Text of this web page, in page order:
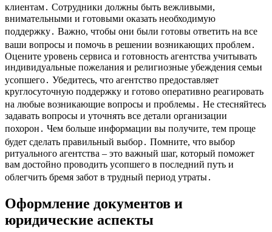
клиентам․ Сотрудники должны быть вежливыми,
внимательными и готовыми оказать необходимую
поддержку․ Важно, чтобы они были готовы ответить на все
ваши вопросы и помочь в решении возникающих проблем․
Оцените уровень сервиса и готовность агентства учитывать
индивидуальные пожелания и религиозные убеждения семьи
усопшего․ Убедитесь, что агентство предоставляет
круглосуточную поддержку и готово оперативно реагировать
на любые возникающие вопросы и проблемы․ Не стесняйтесь
задавать вопросы и уточнять все детали организации
похорон․ Чем больше информации вы получите, тем проще
будет сделать правильный выбор․ Помните, что выбор
ритуального агентства – это важный шаг, который поможет
вам достойно проводить усопшего в последний путь и
облегчить бремя забот в трудный период утраты․
Оформление документов и
юридические аспекты